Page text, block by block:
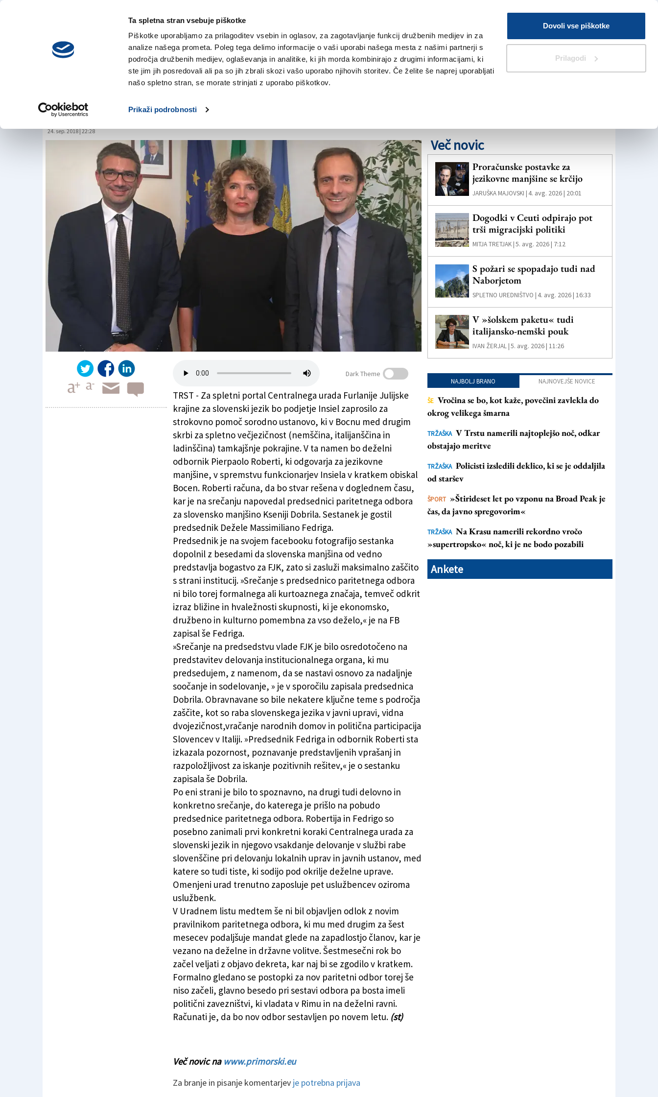
Ta spletna stran vsebuje piškotke
Piškotke uporabljamo za prilagoditev vsebin in oglasov, za zagotavljanje funkcij družbenih medijev in za
analize našega prometa. Poleg tega delimo informacije o vaši uporabi našega mesta z našimi partnerji s
področja družbenih medijev, oglaševanja in analitike, ki jih morda kombinirajo z drugimi informacijami, ki
ste jim jih posredovali ali pa so jih zbrali skozi vašo uporabo njihovih storitev. Če želite še naprej uporabljati
našo spletno stran, se morate strinjati z uporabo piškotkov.
Prikaži podrobnosti
Dovoli vse piškotke
Prilagodi
sreda,
5. avgusta 2026
V Kioskih
Iskanje
NOVICE TRŽAŠKA GORIŠKA KULTURA ŠPORT ŠE
FJK bo za slovenščino na spletu zaprosila
za pomoč Bocen
24. sep. 2018 | 22:28
FJK bo za slovenščino na spletu zaprosila za pomoč Bocen
Dark Theme
TRST - Za spletni portal Centralnega urada Furlanije Julijske
krajine za slovenski jezik bo podjetje Insiel zaprosilo za
strokovno pomoč sorodno ustanovo, ki v Bocnu med drugim
skrbi za spletno večjezičnost (nemščina, italijanščina in
ladinščina) tamkajšnje pokrajine. V ta namen bo deželni
odbornik Pierpaolo Roberti, ki odgovarja za jezikovne
manjšine, v spremstvu funkcionarjev Insiela v kratkem obiskal
Bocen. Roberti računa, da bo stvar rešena v doglednem času,
kar je na srečanju napovedal predsednici paritetnega odbora
za slovensko manjšino Kseniji Dobrila. Sestanek je gostil
predsednik Dežele Massimiliano Fedriga.
Predsednik je na svojem facebooku fotografijo sestanka
dopolnil z besedami da slovenska manjšina od vedno
predstavlja bogastvo za FJK, zato si zasluži maksimalno zaščito
s strani institucij. »Srečanje s predsednico paritetnega odbora
ni bilo torej formalnega ali kurtoaznega značaja, temveč odkrit
izraz bližine in hvaležnosti skupnosti, ki je ekonomsko,
družbeno in kulturno pomembna za vso deželo,« je na FB
zapisal še Fedriga.
»Srečanje na predsedstvu vlade FJK je bilo osredotočeno na
predstavitev delovanja institucionalnega organa, ki mu
predsedujem, z namenom, da se nastavi osnovo za nadaljnje
soočanje in sodelovanje, » je v sporočilu zapisala predsednica
Dobrila. Obravnavane so bile nekatere ključne teme s področja
zaščite, kot so raba slovenskega jezika v javni upravi, vidna
dvojezičnost,vračanje narodnih domov in politična participacija
Slovencev v Italiji. »Predsednik Fedriga in odbornik Roberti sta
izkazala pozornost, poznavanje predstavljenih vprašanj in
razpoložljivost za iskanje pozitivnih rešitev,« je o sestanku
zapisala še Dobrila.
Po eni strani je bilo to spoznavno, na drugi tudi delovno in
konkretno srečanje, do katerega je prišlo na pobudo
predsednice paritetnega odbora. Robertija in Fedrigo so
posebno zanimali prvi konkretni koraki Centralnega urada za
slovenski jezik in njegovo vsakdanje delovanje v službi rabe
slovenščine pri delovanju lokalnih uprav in javnih ustanov, med
katere so tudi tiste, ki sodijo pod okrilje deželne uprave.
Omenjeni urad trenutno zaposluje pet uslužbencev oziroma
uslužbenk.
V Uradnem listu medtem še ni bil objavljen odlok z novim
pravilnikom paritetnega odbora, ki mu med drugim za šest
mesecev podaljšuje mandat glede na zapadlostjo članov, kar je
vezano na deželne in državne volitve. Šestmesečni rok bo
začel veljati z objavo dekreta, kar naj bi se zgodilo v kratkem.
Formalno gledano se postopki za nov paritetni odbor torej še
niso začeli, glavno besedo pri sestavi odbora pa bosta imeli
politični zavezništvi, ki vladata v Rimu in na deželni ravni.
Računati je, da bo nov odbor sestavljen po novem letu. (st)
Več novic na www.primorski.eu
Za branje in pisanje komentarjev je potrebna prijava
Več novic
Proračunske postavke za
jezikovne manjšine se krčijo
JARUŠKA MAJOVSKI |4. avg. 2026 | 20:01
Dogodki v Ceuti odpirajo pot
trši migracijski politiki
MITJA TRETJAK |5. avg. 2026 | 7:12
S požari se spopadajo tudi nad
Naborjetom
SPLETNO UREDNIŠTVO |4. avg. 2026 | 16:33
V »šolskem paketu« tudi
italijansko-nemški pouk
IVAN ŽERJAL |5. avg. 2026 | 11:26
NAJBOLJ BRANO NAJNOVEJŠE NOVICE
ŠE Vročina se bo, kot kaže, povečini zavlekla do
okrog velikega šmarna
TRŽAŠKA V Trstu namerili najtoplejšo noč, odkar
obstajajo meritve
TRŽAŠKA Policisti izsledili deklico, ki se je oddaljila
od staršev
ŠPORT »Štirideset let po vzponu na Broad Peak je
čas, da javno spregovorim«
TRŽAŠKA Na Krasu namerili rekordno vročo
»supertropsko« noč, ki je ne bodo pozabili
Ankete